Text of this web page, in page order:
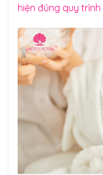
hiện đúng quy trình